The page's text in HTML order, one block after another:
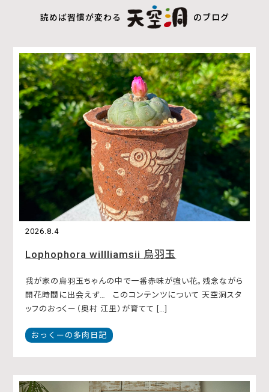
読めば習慣が変わる のブログ
2026.8.4
Lophophora willliamsii 烏羽玉
我が家の烏羽玉ちゃんの中で一番赤味が強い花。残念ながら
開花時間に出会えず… このコンテンツについて 天空洞スタ
ッフのおっくー（奥村 江里）が育てて […]
おっくーの多肉日記